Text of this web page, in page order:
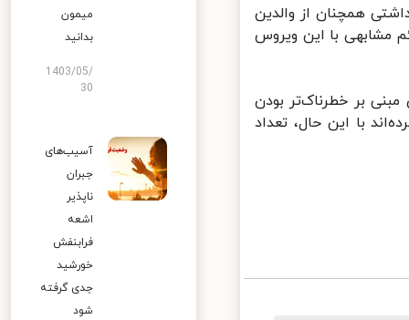
همچنان از والدین
و وجود علائم مشابهی با این ویروس
بر خطرناک‌تر بودن
سویه‌های کووید-۱۹ مشاهده نکرده‌اند با این حال، تعداد
میمون
بدانید
1403/05/
30
آسیب‌های
جبران
ناپذیر
اشعه
فرابنفش
خورشید
جدی گرفته
شود